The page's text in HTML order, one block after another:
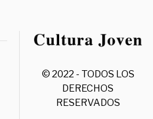
© 2022 - TODOS LOS
DERECHOS
RESERVADOS